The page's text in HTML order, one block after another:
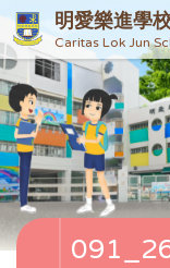
明愛樂進學
Caritas Lok Jun